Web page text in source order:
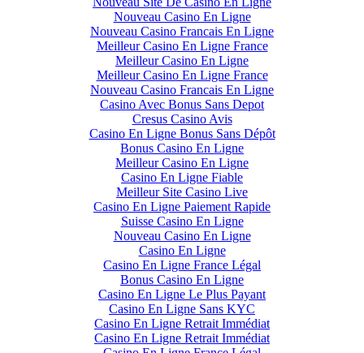
Nouveau Casino En Ligne
Nouveau Casino Francais En Ligne
Meilleur Casino En Ligne France
Meilleur Casino En Ligne
Meilleur Casino En Ligne France
Nouveau Casino Francais En Ligne
Casino Avec Bonus Sans Depot
Cresus Casino Avis
Casino En Ligne Bonus Sans Dépôt
Bonus Casino En Ligne
Meilleur Casino En Ligne
Casino En Ligne Fiable
Meilleur Site Casino Live
Casino En Ligne Paiement Rapide
Suisse Casino En Ligne
Nouveau Casino En Ligne
Casino En Ligne
Casino En Ligne France Légal
Bonus Casino En Ligne
Casino En Ligne Le Plus Payant
Casino En Ligne Sans KYC
Casino En Ligne Retrait Immédiat
Casino En Ligne Retrait Immédiat